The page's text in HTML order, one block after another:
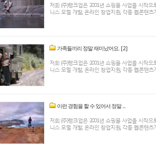
저희 (주)랭크업은 2001년 쇼핑몰 사업을 시작
니스 모델 개발, 온라인 창업지원, 각종 웹콘텐츠
가족들끼리 정말 재미났어요. [2]
저희 (주)랭크업은 2001년 쇼핑몰 사업을 시작
니스 모델 개발, 온라인 창업지원, 각종 웹콘텐츠
이런 경험을 할 수 있어서 정말 ...
저희 (주)랭크업은 2001년 쇼핑몰 사업을 시작
니스 모델 개발, 온라인 창업지원, 각종 웹콘텐츠